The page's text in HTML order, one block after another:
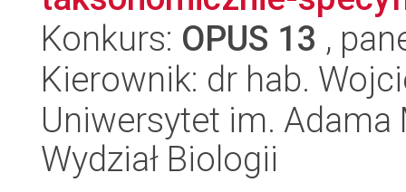
Konkurs: OPUS 13 ,
Kierownik: dr hab.
Uniwersytet im.
Wydział Biologii